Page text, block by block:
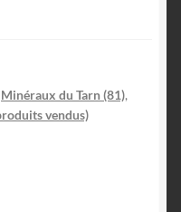
Minéraux du Tarn (81),
vendus)